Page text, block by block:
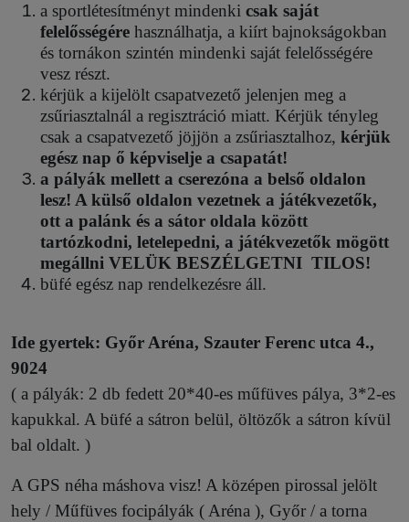
a sportlétesítményt mindenki csak saját
felelősségére használhatja, a kiírt bajnokságokban
és tornákon szintén mindenki saját felelősségére
vesz részt.
kérjük a kijelölt csapatvezető jelenjen meg a
zsűriasztalnál a regisztráció miatt. Kérjük tényleg
csak a csapatvezető jöjjön a zsűriasztalhoz, kérjük
egész nap ő képviselje a csapatát!
a pályák mellett a cserezóna a belső oldalon
lesz! A külső oldalon vezetnek a játékvezetők,
ott a palánk és a sátor oldala között
tartózkodni, letelepedni, a játékvezetők mögött
megállni VELÜK BESZÉLGETNI TILOS!
büfé egész nap rendelkezésre áll.
Ide gyertek: Győr Aréna, Szauter Ferenc utca 4.,
9024
( a pályák: 2 db fedett 20*40-es műfüves pálya, 3*2-es
kapukkal. A büfé a sátron belül, öltözők a sátron kívül
bal oldalt. )
A GPS néha máshova visz! A középen pirossal jelölt
hely / Műfüves focipályák ( Aréna ), Győr / a torna